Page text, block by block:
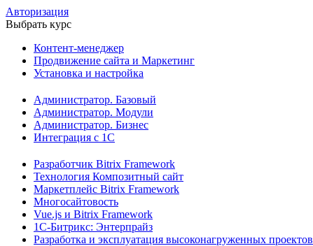
Авторизация
Выбрать курс
Контент-менеджер
Продвижение сайта и Маркетинг
Установка и настройка
Администратор. Базовый
Администратор. Модули
Администратор. Бизнес
Интеграция с 1С
Разработчик Bitrix Framework
Технология Композитный сайт
Маркетплейс Bitrix Framework
Многосайтовость
Vue.js и Bitrix Framework
1С-Битрикс: Энтерпрайз
Разработка и эксплуатация высоконагруженных проектов